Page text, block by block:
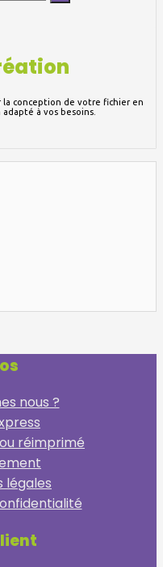
la conception de votre fichier en
à vos besoins.
nous ?
réimprimé
légales